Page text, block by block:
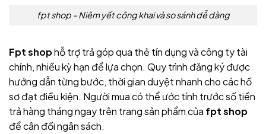
fpt shop – Niêm yết công khai và so sánh dễ dàng
Fpt shophỗ trợ trả góp qua thẻ tín dụng và công ty tài
chính, nhiều kỳ hạn để lựa chọn. Quy trình đăng ký được
hướng dẫn từng bước, thời gian duyệt nhanh cho các hồ
sơ đạt điều kiện. Người mua có thể ước tính trước số tiền
trả hàng tháng ngay trên trang sản phẩm của fpt shop
để cân đối ngân sách.